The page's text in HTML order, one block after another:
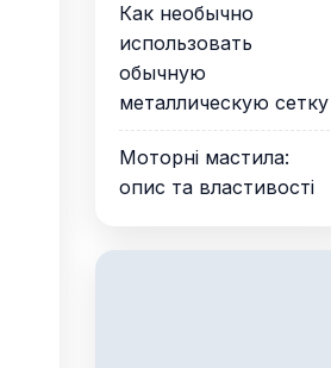
Как необычно
использовать
обычную
металлическую сетку
Моторні мастила:
опис та властивості